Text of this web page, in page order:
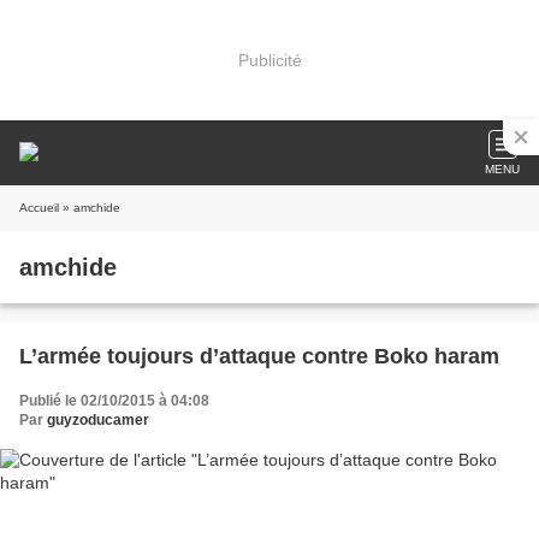
Publicité
MENU
Accueil » amchide
amchide
L’armée toujours d’attaque contre Boko haram
Publié le 02/10/2015 à 04:08
Par guyzoducamer